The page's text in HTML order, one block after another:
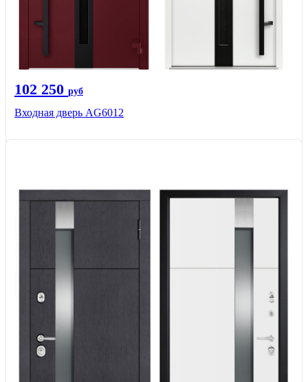
102 250 руб
Входная дверь AG6012